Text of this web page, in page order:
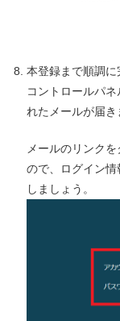
本登録まで順調
コントロールパ
れたメールが届き
メールのリンク
ので、ログイン
しましょう。